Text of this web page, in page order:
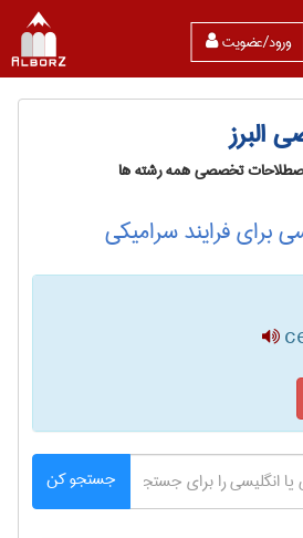
ورود/عضویت
البرز
تخصصی همه رشته ها
برای فرایند سرامیکی
جستجو کن